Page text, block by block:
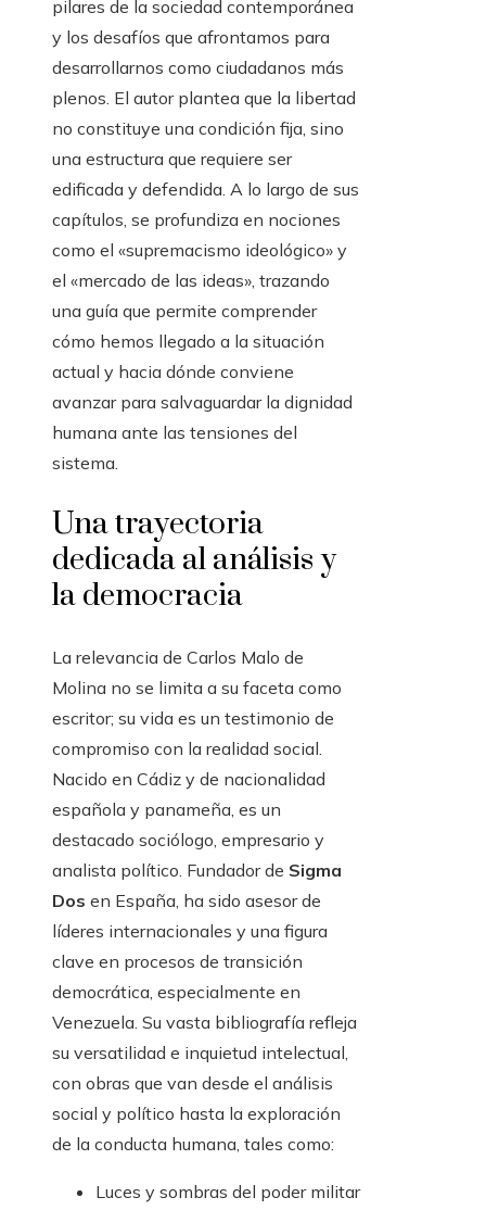
pilares de la sociedad contemporánea
y los desafíos que afrontamos para
desarrollarnos como ciudadanos más
plenos. El autor plantea que la libertad
no constituye una condición fija, sino
una estructura que requiere ser
edificada y defendida. A lo largo de sus
capítulos, se profundiza en nociones
como el «supremacismo ideológico» y
el «mercado de las ideas», trazando
una guía que permite comprender
cómo hemos llegado a la situación
actual y hacia dónde conviene
avanzar para salvaguardar la dignidad
humana ante las tensiones del
sistema.
Una trayectoria
dedicada al análisis y
la democracia
La relevancia de Carlos Malo de
Molina no se limita a su faceta como
escritor; su vida es un testimonio de
compromiso con la realidad social.
Nacido en Cádiz y de nacionalidad
española y panameña, es un
destacado sociólogo, empresario y
analista político. Fundador de Sigma
Dos en España, ha sido asesor de
líderes internacionales y una figura
clave en procesos de transición
democrática, especialmente en
Venezuela. Su vasta bibliografía refleja
su versatilidad e inquietud intelectual,
con obras que van desde el análisis
social y político hasta la exploración
de la conducta humana, tales como:
Luces y sombras del poder militar